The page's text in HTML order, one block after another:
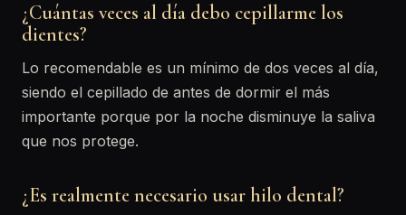
¿Cuántas veces al día debo cepillarme los
dientes?
Lo recomendable es un mínimo de dos veces al día,
siendo el cepillado de antes de dormir el más
importante porque por la noche disminuye la saliva
que nos protege.
¿Es realmente necesario usar hilo dental?